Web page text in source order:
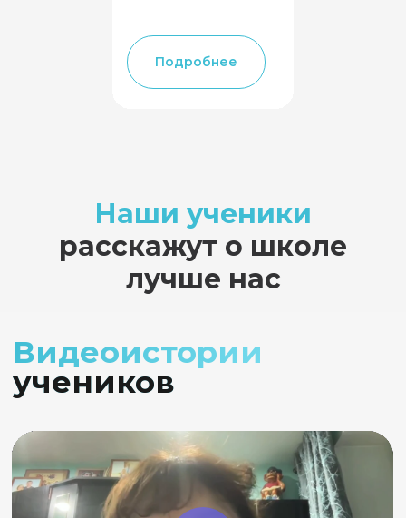
Подробнее
Наши ученики
расскажут о школе
лучше нас